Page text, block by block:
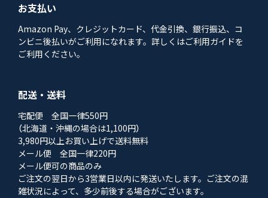
お支払い
Amazon Pay、クレジットカード、代金引換、銀行振込、コ
ンビニ後払いがご利用になれます。詳しくはご利用ガイドを
ご利用ください。
配送・送料
宅配便 全国一律550円
（北海道・沖縄の場合は1,100円）
3,980円以上お買い上げで送料無料
メール便 全国一律220円
メール便可の商品のみ
ご注文の翌日から3営業日以内に発送いたします。ご注文の混
雑状況によって、多少前後する場合がございます。